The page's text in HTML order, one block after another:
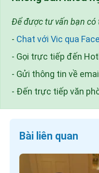
Để được tư vấn bạn có
- Chat với Vic qua
- Gọi trực tiếp đến
- Gửi thông tin về
- Đến trực tiếp văn
Bài liên quan